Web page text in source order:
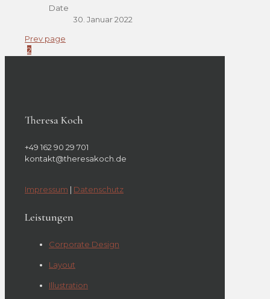
Date
30. Januar 2022
Prev page
2
Theresa Koch
+49 162 90 29 701
kontakt@theresakoch.de
Impressum | Datenschutz
Leistungen
Corporate Design
Layout
Illustration